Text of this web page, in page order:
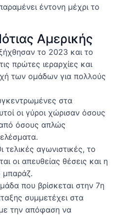
έντονη μέχρι το
Αμερικής
το 2023 και το
πρώτες ιεραρχίες και
των ομάδων για πολλούς
στα
οι γύροι χώρισαν όσους
όσους απλώς
τελικές αγωνιστικές, το
οι απευθείας θέσεις και η
μπαράζ.
που βρίσκεται στην 7η
συμμετέχει στα
την απόφαση να